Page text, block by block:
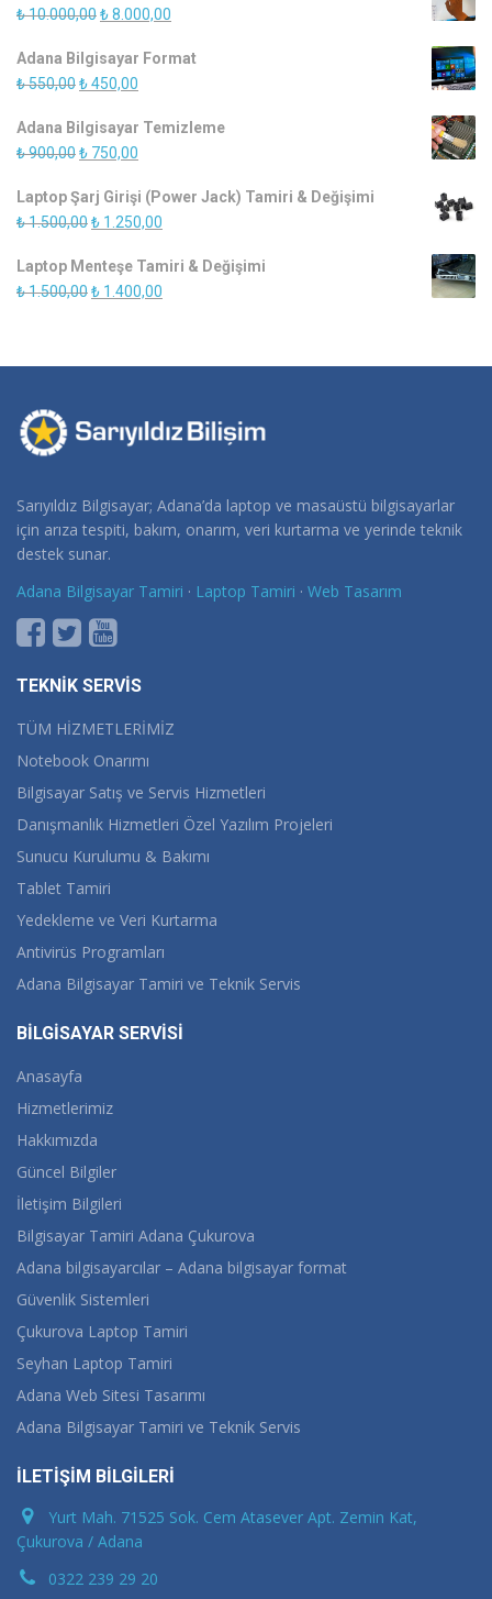
₺10.000,00Orijinal
₺ 10.000,00.
₺8.000,00
fiyat:
Adana Bilgisayar Format
₺550,00Orijinal
₺ 550,00.
₺450,00
fiyat:
₺ 450,00.
Adana Bilgisayar Temizleme
₺900,00Orijinal
₺ 900,00.
₺ 750,00
fiyat:
₺ 750,00.
Laptop Şarj Girişi (Power Jack) Tamiri & Değişimi
₺1.500,00Orijinal
₺ 1.500,00.
₺ 1.250,00
fiyat:
₺ 1.250,00.
Laptop Menteşe Tamiri & Değişimi
₺1.500,00Orijinal
₺ 1.400,00
₺ 1.400,00.
Sarıyıldız Bilgisayar; Adana’da laptop ve masaüstü bilgisayarlar
için arıza tespiti, bakım, onarım, veri kurtarma ve yerinde teknik
destek sunar.
Adana Bilgisayar Tamiri · Laptop Tamiri · Web Tasarım
TEKNİK SERVİS
TÜM HİZMETLERİMİZ
Notebook Onarımı
Bilgisayar Satış ve Servis Hizmetleri
Danışmanlık Hizmetleri Özel Yazılım Projeleri
Sunucu Kurulumu & Bakımı
Tablet Tamiri
Yedekleme ve Veri Kurtarma
Antivirüs Programları
Adana Bilgisayar Tamiri ve Teknik Servis
BİLGİSAYAR SERVİSİ
Anasayfa
Hizmetlerimiz
Hakkımızda
Güncel Bilgiler
İletişim Bilgileri
Bilgisayar Tamiri Adana Çukurova
Adana bilgisayarcılar – Adana bilgisayar format
Güvenlik Sistemleri
Çukurova Laptop Tamiri
Seyhan Laptop Tamiri
Adana Web Sitesi Tasarımı
Adana Bilgisayar Tamiri ve Teknik Servis
İLETİŞİM BİLGİLERİ
Yurt Mah. 71525 Sok. Cem Atasever Apt. Zemin Kat,
Çukurova / Adana
0322 239 29 20